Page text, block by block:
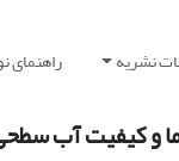
نشریه راهنمای
و کیفیت آب